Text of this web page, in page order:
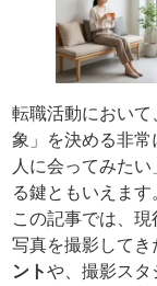
転職活動におい
象」を決める非
人に会ってみた
る鍵ともいえます
この記事では、
写真を撮影してき
ントや、撮影スタ